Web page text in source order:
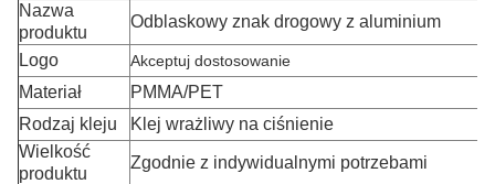
Nazwa
produktu
Odblaskowy znak drogowy z aluminium
Logo Akceptuj dostosowanie
Materiał
PMMA/PET
Rodzaj kleju
Klej wrażliwy na ciśnienie
Wielkość
produktu
Zgodnie z indywidualnymi potrzebami